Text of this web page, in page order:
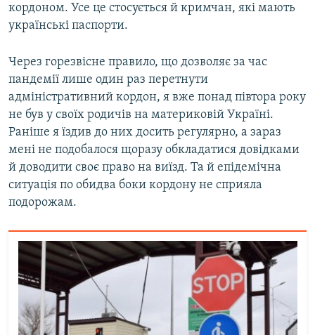
кордоном. Усе це стосується й кримчан, які мають
українські паспорти.
Через горезвісне правило, що дозволяє за час
пандемії лише один раз перетнути
адміністративний кордон, я вже понад півтора року
не був у своїх родичів на материковій Україні.
Раніше я їздив до них досить регулярно, а зараз
мені не подобалося щоразу обкладатися довідками
й доводити своє право на виїзд. Та й епідемічна
ситуація по обидва боки кордону не сприяла
подорожам.